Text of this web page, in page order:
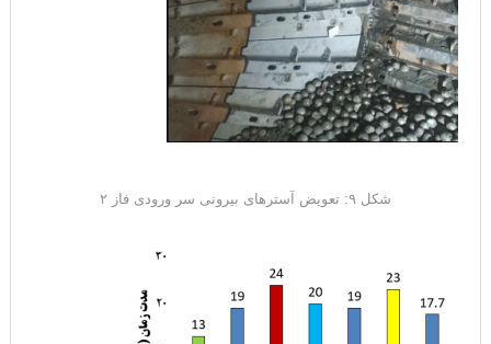
شکل ۹: تعویض آسترهای بیرونی سر ورودی فاز ۲